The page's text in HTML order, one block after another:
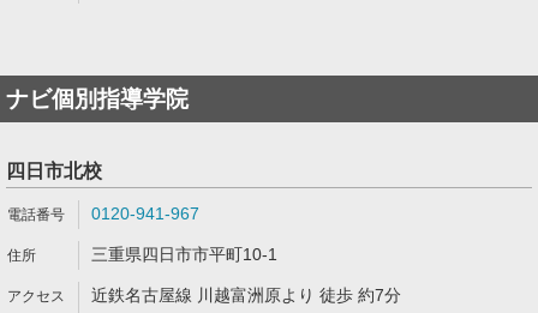
ナビ個別指導学院
四日市北校
0120-941-967
三重県四日市市平町10-1
近鉄名古屋線 川越富洲原より 徒歩 約7分